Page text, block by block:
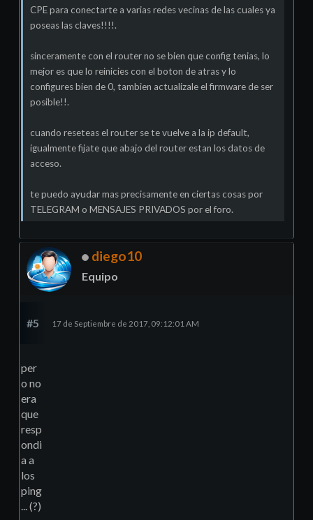
CPE para conectarte a varias redes vecinas de las cuales ya
poseas las claves!!!!.
sinceramente con el router no se bien que config tenias, lo
mejor es que lo reinicies con el boton de atras y lo
configures bien de 0, tambien actualizale el firmware de ser
posible!!.
cuando reseteas el router se te vuelve a la ip default,
igualmente fijate que abajo del router estan los datos de
acceso.
te puedo ayudar mas precisamente en ciertas cosas por
TELEGRAM o MENSAJES PRIVADOS por el foro.
diego10
Equipo
#5 17 de Septiembre de 2017, 09:12:01 AM
per
o no
era
que
resp
ondi
a a
los
ping
... (?)